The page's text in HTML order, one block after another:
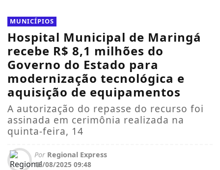
MUNICÍPIOS
Hospital Municipal de Maringá
recebe R$ 8,1 milhões do
Governo do Estado para
modernização tecnológica e
aquisição de equipamentos
A autorização do repasse do recurso foi
assinada em cerimônia realizada na
quinta-feira, 14
Por Regional Express
18/08/2025 09:48